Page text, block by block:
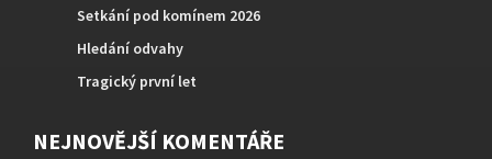
Setkání pod komínem 2026
Hledání odvahy
Tragický první let
NEJNOVĚJŠÍ KOMENTÁŘE